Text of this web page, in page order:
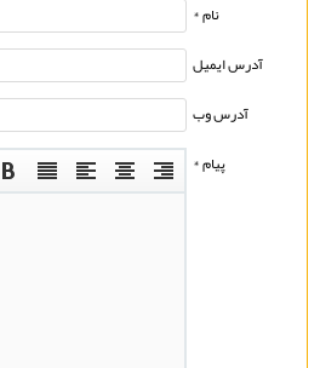
نام *
آدرس ایمیل
آدرس وب
پیام *